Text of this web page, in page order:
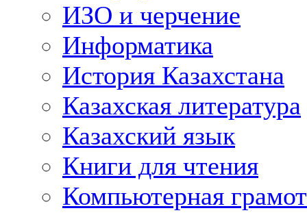
ИЗО и черчение
Информатика
История Казахстана
Казахская литература
Казахский язык
Книги для чтения
Компьютерная